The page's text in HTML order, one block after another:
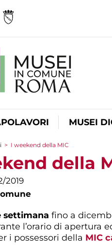
MUSEI
> I weekend della MIC
della
2019
settimana fino a
l’orario di apertura
i possessori della MIC